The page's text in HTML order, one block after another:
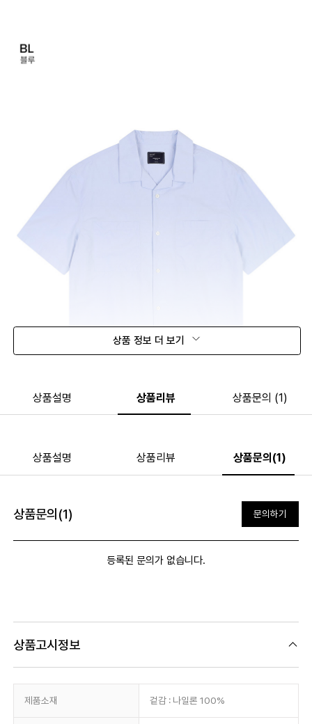
상품 정보 더 보기
상품설명 상품리뷰 상품문의 (1)
상품설명 상품리뷰 상품문의(1)
상품문의(1) 문의하기
등록된 문의가 없습니다.
상품고시정보
제품소재 겉감 : 나일론 100%